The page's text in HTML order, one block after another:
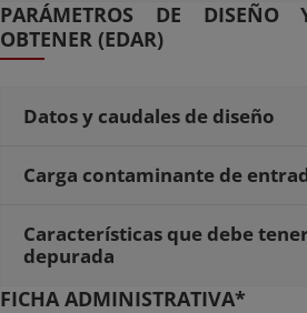
PARÁMETROS DE DISEÑO
OBTENER (EDAR)
Datos y caudales de diseño
Carga contaminante de
Características que debe
depurada
FICHA ADMINISTRATIVA*